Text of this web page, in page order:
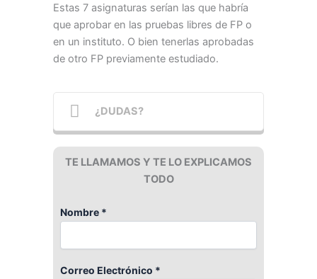
Estas 7 asignaturas serían las que habría
que aprobar en las pruebas libres de FP o
en un instituto. O bien tenerlas aprobadas
de otro FP previamente estudiado.
¿DUDAS?
TE LLAMAMOS Y TE LO EXPLICAMOS
TODO
Nombre *
Correo Electrónico *